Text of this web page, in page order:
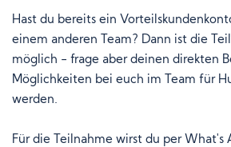
Hast du bereits ein
einem anderen Team? Dann ist die
möglich - frage aber deinen direkten
Möglichkeiten bei euch im Team für
werden.
Für die Teilnahme wirst du per What's